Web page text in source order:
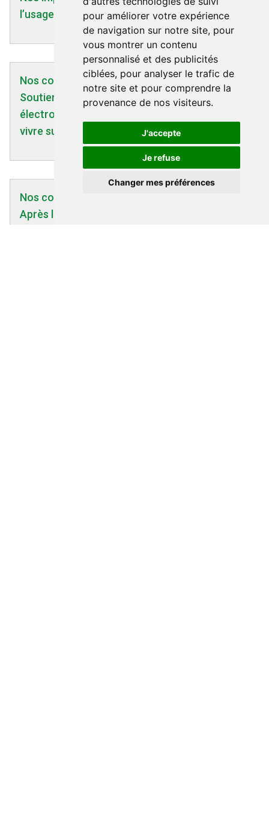
pour améliorer votre expérience
de navigation sur notre site, pour
vous montrer un contenu
personnalisé et des publicités
ciblées, pour analyser le trafic de
notre site et pour comprendre la
provenance de nos visiteurs.
J'accepte
Je refuse
Changer mes préférences
l’usage des multinationales
Nos communiqués | 27/04/2025
Soutien à Danièle BOVIN :
électrohypersensible, elle n'a plus le droit de
vivre sur son propre terrain.
Nos communiqués | 02/03/2009
Après le Jugement d’Appel de Versailles contre